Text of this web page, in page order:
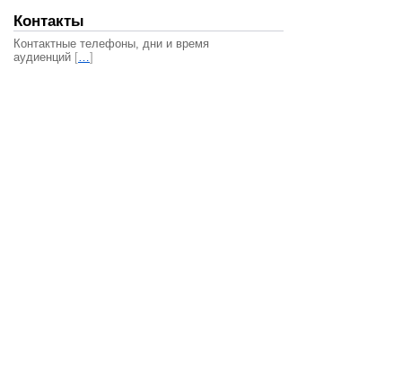
Контакты
Контактные телефоны, дни и время
аудиенций […]